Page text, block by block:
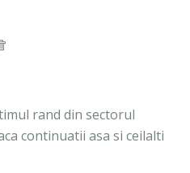
rand din sectorul
continuatii asa si ceilalti